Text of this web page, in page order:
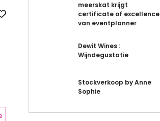
meerskat krijgt
certificate of excellence
van eventplanner
Dewit Wines :
Wijndegustatie
Stockverkoop by Anne
Sophie